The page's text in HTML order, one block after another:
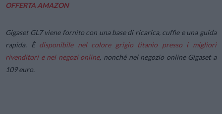
OFFERTA AMAZON
Gigaset GL7 viene fornito con una base di ricarica, cuffie e una guida
rapida. È disponibile nel colore grigio titanio presso i migliori
rivenditori e nei negozi online, nonché nel negozio online Gigaset a
109 euro.